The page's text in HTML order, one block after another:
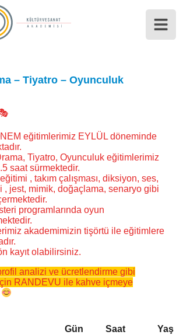
– Tiyatro – Oyunculuk
eğitimlerimiz EYLÜL döneminde
Tiyatro, Oyunculuk eğitimlerimiz
saat sürmektedir.
, takım çalışması, diksiyon, ses,
, jest, mimik, doğaçlama, senaryo gibi
programlarında oyun
akademimizin tişörtü ile eğitimlere
kayıt olabilirsiniz.
analizi ve ücretlendirme gibi
RANDEVU ile kahve içmeye
Gün Saat
Yaş